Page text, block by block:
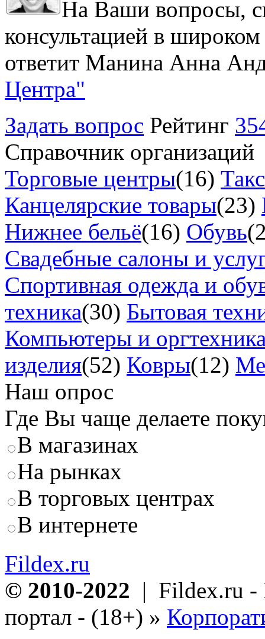
На Ваши вопросы,
консультацией в
ответит Манина Анна
Центра"
Задать вопрос Рейтинг
Справочник организаций
Торговые центры(16)
Канцелярские товары(23)
Нижнее бельё(16) Обувь
Свадебные салоны и
Спортивная одежда и
техника(30) Бытовая
Компьютеры и
изделия(52) Ковры(12)
Наш опрос
Где Вы чаще делаете
В магазинах
На рынках
В торговых центрах
В интернете
Fildex.ru
© 2010-2022 | Fildex.ru -
портал - (18+) »